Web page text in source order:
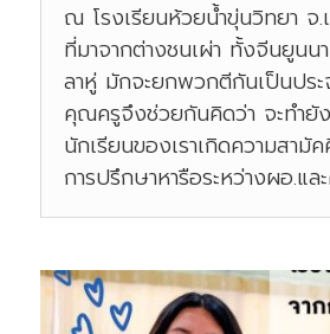
ณ โรงเรียนห้วยน้ำขุ่นวิทยา จ.
ที่มาจากต่างชนเผ่า ทั้งจีนยูนน
ลาหู่ มักจะยกพวกตีกันเป็นปร
คุณครูจึงช่วยกันคิดว่า จะทำยัง
นักเรียนของเราเกิดความสามั
การปรึกษาหารือระหว่างผอ.แ